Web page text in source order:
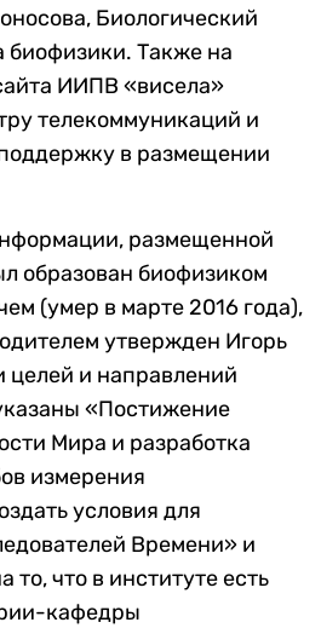
Биологический
биофизики. Также на
ИИПВ «висела»
телекоммуникаций и
в размещении
размещенной
образован биофизиком
(умер в марте 2016 года),
утвержден Игорь
и направлений
«Постижение
Мира и разработка
измерения
условия для
Времени» и
то, что в институте есть
кафедры